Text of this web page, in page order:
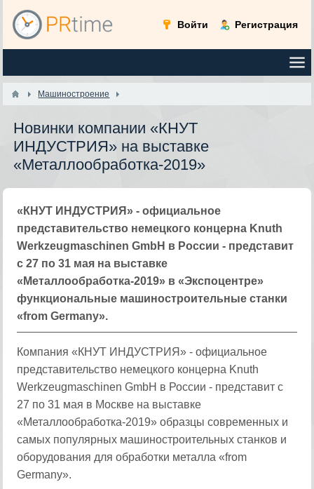
Войти Регистрация
Машиностроение
Новинки компании «КНУТ
ИНДУСТРИЯ» на выставке
«Металлообработка-2019»
«КНУТ ИНДУСТРИЯ» - официальное
представительство немецкого концерна Knuth
Werkzeugmaschinen GmbH в России - представит
с 27 по 31 мая на выставке
«Металлообработка-2019» в «Экспоцентре»
функциональные машиностроительные станки
«from Germany».
Компания «КНУТ ИНДУСТРИЯ» - официальное
представительство немецкого концерна Knuth
Werkzeugmaschinen GmbH в России - представит с
27 по 31 мая в Москве на выставке
«Металлообработка-2019» образцы современных и
самых популярных машиностроительных станков и
оборудования для обработки металла «from
Germany».